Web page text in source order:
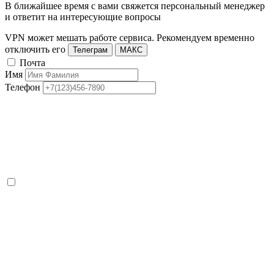
В ближайшее время с вами свяжется персональный менеджер
и ответит на интересующие вопросы
VPN может мешать работе сервиса. Рекомендуем временно
отключить его
Телеграм МАКС
Почта
Имя
Телефон